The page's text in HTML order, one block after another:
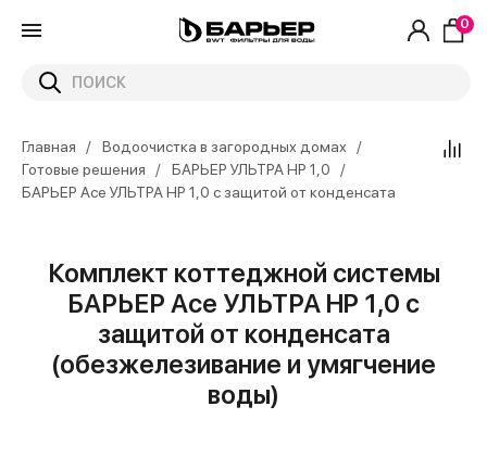
0
Главная
Водоочистка в загородных домах
Готовые решения
БАРЬЕР УЛЬТРА HP 1,0
БАРЬЕР Ace УЛЬТРА HP 1,0 с защитой от конденсата
Комплект коттеджной системы
БАРЬЕР Ace УЛЬТРА HP 1,0 с
защитой от конденсата
(обезжелезивание и умягчение
воды)